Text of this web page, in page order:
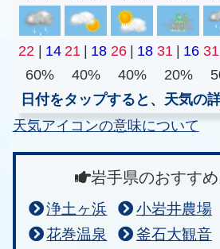
22 14 21 18 26 18 31 16 31
60%
40% 40% 20%
日付をタップすると、天気の
天気アイコンの意味について
岩手県のおすす
浄土ヶ浜 小岩井農場
花巻温泉
釜石大観音